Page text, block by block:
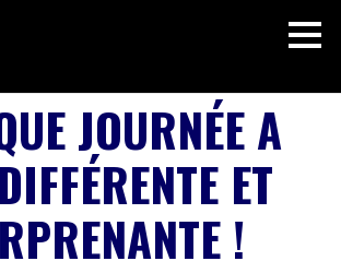
JOURNÉE A
ET
!